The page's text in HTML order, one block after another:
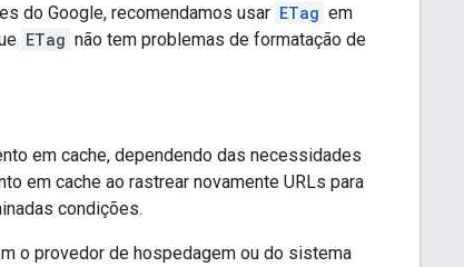
do Google, recomendamos usar ETag em
ETag não tem problemas de formatação de
em cache, dependendo das necessidades
em cache ao rastrear novamente URLs para
condições.
o provedor de hospedagem ou do sistema